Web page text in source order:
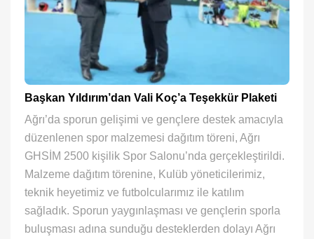
Başkan Yıldırım’dan Vali Koç’a Teşekkür Plaketi
Ağrı’da sporun gelişimi ve gençlere destek amacıyla
düzenlenen spor malzemesi dağıtım töreni, Ağrı
GHSİM 2500 kişilik Spor Salonu’nda gerçekleştirildi.
Malzeme dağıtım törenine, Kulüb yöneticilerimiz,
teknik heyetimiz ve futbolcularımız ile katılım
sağladık. Sporun yaygınlaşması ve gençlerin sporla
buluşması adına sunduğu desteklerden dolayı Ağrı